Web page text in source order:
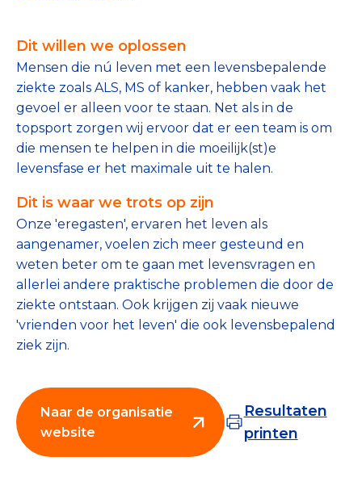
State of the Sector
Het Nederlandse Donateurspanel
Contact & Signalen
Check keurmerk goede doelen
Collecterooster/wervingrooster
Veelgestelde vragen
Register Erkende Donatieplatformen
Dit willen we oplossen
Mensen die nú leven met een levensbepalende
ziekte zoals ALS, MS of kanker, hebben vaak het
gevoel er alleen voor te staan. Net als in de
topsport zorgen wij ervoor dat er een team is om
die mensen te helpen in die moeilijk(st)e
levensfase er het maximale uit te halen.
Dit is waar we trots op zijn
Onze 'eregasten', ervaren het leven als
aangenamer, voelen zich meer gesteund en
weten beter om te gaan met levensvragen en
allerlei andere praktische problemen die door de
ziekte ontstaan. Ook krijgen zij vaak nieuwe
'vrienden voor het leven' die ook levensbepalend
ziek zijn.
Naar de organisatie
website
Resultaten
printen